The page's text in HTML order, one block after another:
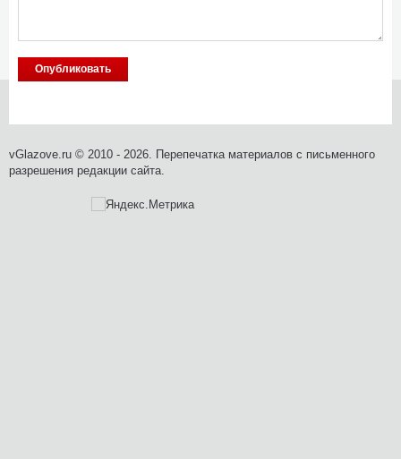
vGlazove.ru © 2010 - 2026. Перепечатка материалов с письменного
разрешения редакции сайта.